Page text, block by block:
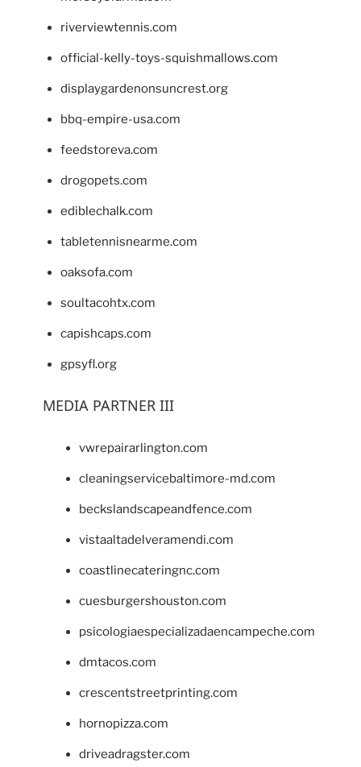
riverviewtennis.com
official-kelly-toys-squishmallows.com
displaygardenonsuncrest.org
bbq-empire-usa.com
feedstoreva.com
drogopets.com
ediblechalk.com
tabletennisnearme.com
oaksofa.com
soultacohtx.com
capishcaps.com
gpsyfl.org
MEDIA PARTNER III
vwrepairarlington.com
cleaningservicebaltimore-md.com
beckslandscapeandfence.com
vistaaltadelveramendi.com
coastlinecateringnc.com
cuesburgershouston.com
psicologiaespecializadaencampeche.com
dmtacos.com
crescentstreetprinting.com
hornopizza.com
driveadragster.com